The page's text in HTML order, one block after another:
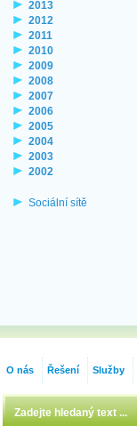
2013
2012
2011
2010
2009
2008
2007
2006
2005
2004
2003
2002
Sociální sítě
O nás Řešení Služby